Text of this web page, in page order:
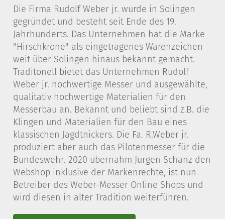
Die Firma Rudolf Weber jr. wurde in Solingen
gegründet und besteht seit Ende des 19.
Jahrhunderts. Das Unternehmen hat die Marke
"Hirschkrone" als eingetragenes Warenzeichen
weit über Solingen hinaus bekannt gemacht.
Traditonell bietet das Unternehmen Rudolf
Weber jr. hochwertige Messer und ausgewählte,
qualitativ hochwertige Materialien für den
Messerbau an. Bekannt und beliebt sind z.B. die
Klingen und Materialien für den Bau eines
klassischen Jagdtnickers. Die Fa. R.Weber jr.
produziert aber auch das Pilotenmesser für die
Bundeswehr. 2020 übernahm Jürgen Schanz den
Webshop inklusive der Markenrechte, ist nun
Betreiber des Weber-Messer Online Shops und
wird diesen in alter Tradition weiterführen.